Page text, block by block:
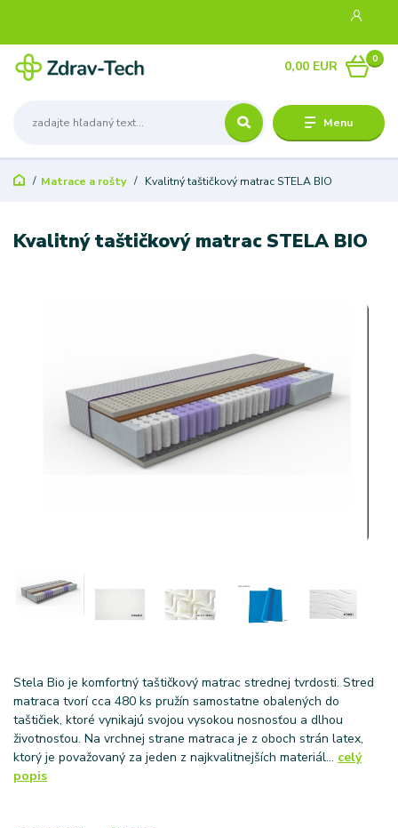
Menu
0
0,00 EUR
Matrace a rošty Kvalitný taštičkový matrac STELA BIO
Kvalitný taštičkový matrac STELA BIO
Stela Bio je komfortný taštičkový matrac strednej tvrdosti. Stred
matraca tvorí cca 480 ks pružín samostatne obalených do
taštičiek, ktoré vynikajú svojou vysokou nosnosťou a dlhou
životnosťou. Na vrchnej strane matraca je z oboch strán latex,
ktorý je považovaný za jeden z najkvalitnejších materiál... celý
popis